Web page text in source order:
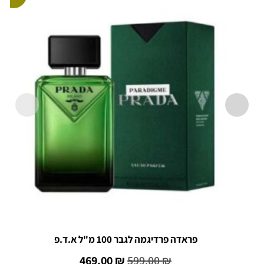
פראדה פרדיגמה לגבר 100 מ"ל א.ד.פ
599.00₪
469.00₪